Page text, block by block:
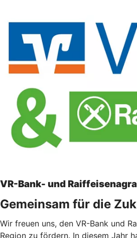
VR-Bank- und
Gemeinsam für die
Wir freuen uns, den VR-Bank und
Region zu fördern. In diesem Jahr